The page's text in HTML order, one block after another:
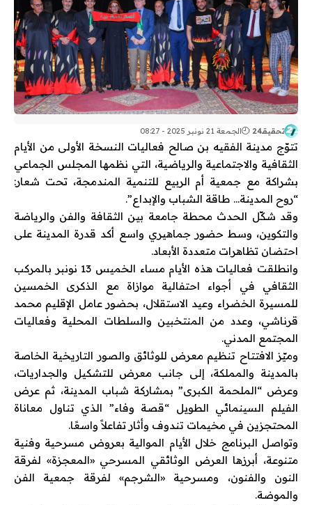
تحقيقـ24 الجمعة 21 نونبر 2025 - 08:27
تتوّج مدينة الفقيه بن صالح فعاليات النسخة الأولى من الأيام
الثقافية والاجتماعية والرياضية، التي نظمها المجلس الجماعي
بشراكة مع جمعية أم الربيع للتنمية المندمجة، تحت شعار:
“روح المدينة… طاقة الشباب والإبداع”.
وقد شكّل الحدث محطة جامعة بين الثقافة والفن والرياضة
والتكوين، وسط حضور جماهيري واسع أكد قدرة المدينة على
احتضان تظاهرات متعددة الأبعاد.
وانطلقت فعاليات هذه الأيام مساء الخميس 13 نونبر بالمركب
الثقافي في أجواء احتفالية موازاة مع الذكرى الخمسين
للمسيرة الخضراء وعيد الاستقلال، بحضور عامل الإقليم محمد
قرناشي، وعدد من المنتخبين والسلطات المحلية وفعاليات
المجتمع المدني.
وميّز الافتتاح تنظيم معرض للوثائق والصور التاريخية الخاصة
بالمدينة والمملكة، إلى جانب معرض للتشكيل والجداريات،
وعرض “الملحمة الكبرى” بمشاركة شباب المدينة، ثم عرض
الفيلم السينمائي الطويل “قصة وفاء” الذي تناول معاناة
المحتجزين في مخيمات تندوف وأثار تفاعلاً واسعًا.
وتواصل البرنامج خلال الأيام الموالية بعروض مسرحية وفنية
متنوعة، أبرزها العرض الوثائقي المسرحي «المعجزة» لفرقة
النون والفنون، ومسرحية «الشرجم» لفرقة جمعية الفن
والموضة.